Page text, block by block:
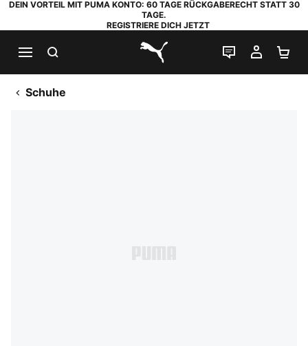
DEIN VORTEIL MIT PUMA KONTO: 60 TAGE RÜCKGABERECHT STATT 30
TAGE.
REGISTRIERE DICH JETZT
PUMA.com
LIVE-CHAT
MEIN
Schuhe